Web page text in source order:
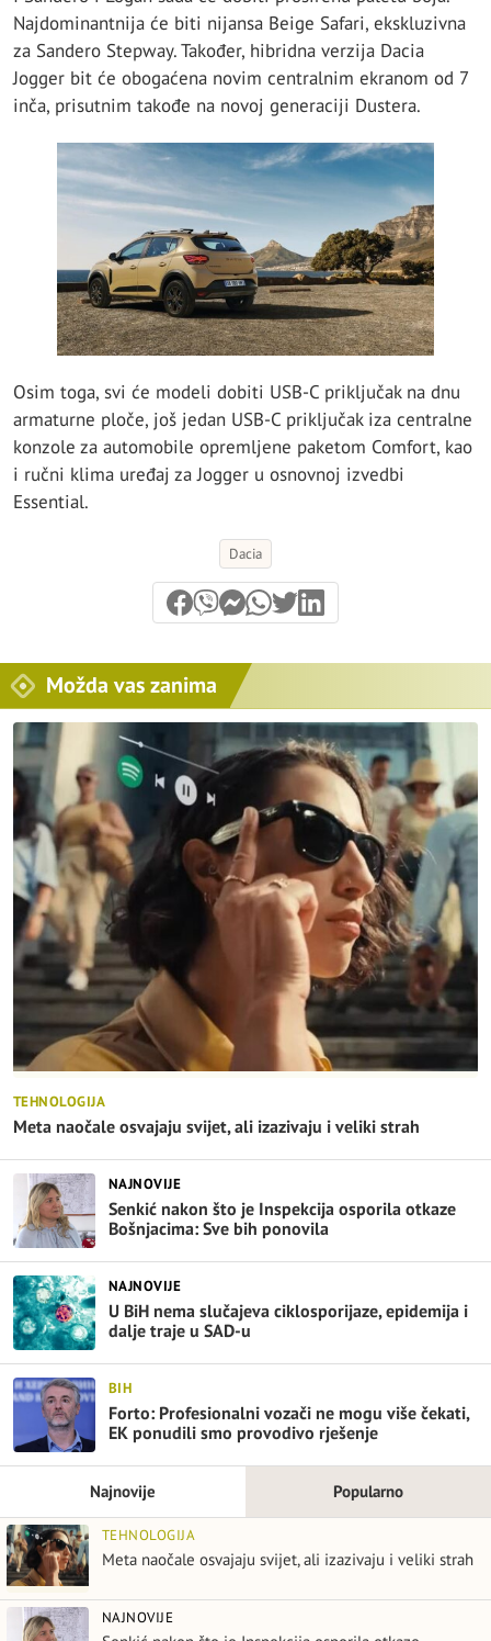
Najdominantnija će biti nijansa Beige Safari, ekskluzivna
za Sandero Stepway. Također, hibridna verzija Dacia
Jogger bit će obogaćena novim centralnim ekranom od 7
inča, prisutnim takođe na novoj generaciji Dustera.
Osim toga, svi će modeli dobiti USB-C priključak na dnu
armaturne ploče, još jedan USB-C priključak iza centralne
konzole za automobile opremljene paketom Comfort, kao
i ručni klima uređaj za Jogger u osnovnoj izvedbi
Essential.
Dacia
Možda vas zanima
TEHNOLOGIJA
Meta naočale osvajaju svijet, ali izazivaju i veliki strah
NAJNOVIJE
Senkić nakon što je Inspekcija osporila otkaze
Bošnjacima: Sve bih ponovila
NAJNOVIJE
U BiH nema slučajeva ciklosporijaze, epidemija i
dalje traje u SAD-u
BIH
Forto: Profesionalni vozači ne mogu više čekati,
EK ponudili smo provodivo rješenje
Najnovije Popularno
TEHNOLOGIJA
Meta naočale osvajaju svijet, ali izazivaju i veliki strah
NAJNOVIJE